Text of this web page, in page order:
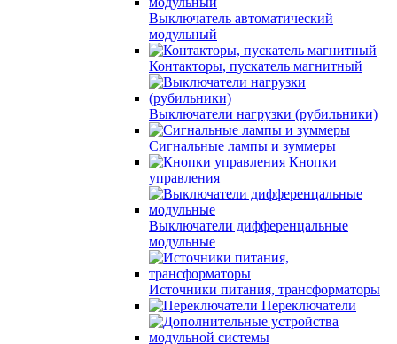
Выключатель автоматический
модульный
Контакторы, пускатель магнитный
Выключатели нагрузки (рубильники)
Сигнальные лампы и зуммеры
Кнопки
управления
Выключатели дифференцальные
модульные
Источники питания, трансформаторы
Переключатели